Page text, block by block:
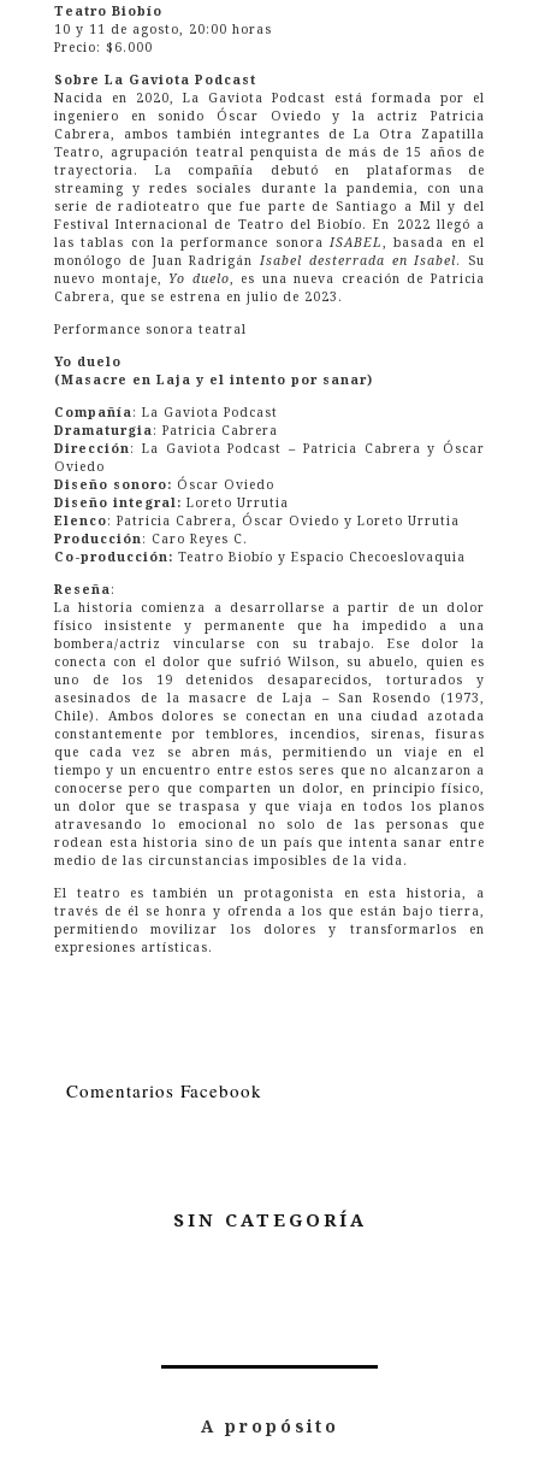
Teatro Biobío
10 y 11 de agosto, 20:00 horas
Precio: $6.000
Sobre La Gaviota Podcast
Nacida en 2020, La Gaviota Podcast está formada por el
ingeniero en sonido Óscar Oviedo y la actriz Patricia
Cabrera, ambos también integrantes de La Otra Zapatilla
Teatro, agrupación teatral penquista de más de 15 años de
trayectoria. La compañía debutó en plataformas de
streaming y redes sociales durante la pandemia, con una
serie de radioteatro que fue parte de Santiago a Mil y del
Festival Internacional de Teatro del Biobío. En 2022 llegó a
las tablas con la performance sonora ISABEL
, basada en el
monólogo de Juan Radrigán Isabel desterrada en Isabel. Su
nuevo montaje, Yo duelo , es una nueva creación de Patricia
Cabrera, que se estrena en julio de 2023.
Performance sonora teatral
Yo duelo
(Masacre en Laja y el intento por sanar)
Compañía : La Gaviota Podcast
Dramaturgia : Patricia Cabrera
Dirección : La Gaviota Podcast – Patricia Cabrera y Óscar
Oviedo
Diseño sonoro: Óscar Oviedo
Diseño integral: Loreto Urrutia
Elenco: Patricia Cabrera, Óscar Oviedo y Loreto Urrutia
Producción : Caro Reyes C.
Co-producción: Teatro Biobío y Espacio Checoeslovaquia
Reseña :
La historia comienza a desarrollarse a partir de un dolor
físico insistente y permanente que ha impedido a una
bombera/actriz vincularse con su trabajo. Ese dolor la
conecta con el dolor que sufrió Wilson, su abuelo, quien es
uno de los 19 detenidos desaparecidos, torturados y
asesinados de la masacre de Laja – San Rosendo (1973,
Chile). Ambos dolores se conectan en una ciudad azotada
constantemente por temblores, incendios, sirenas, fisuras
que cada vez se abren más, permitiendo un viaje en el
tiempo y un encuentro entre estos seres que no alcanzaron a
conocerse pero que comparten un dolor, en principio físico,
un dolor que se traspasa y que viaja en todos los planos
atravesando lo emocional no solo de las personas que
rodean esta historia sino de un país que intenta sanar entre
medio de las circunstancias imposibles de la vida.
El teatro es también un protagonista en esta historia, a
través de él se honra y ofrenda a los que están bajo tierra,
permitiendo movilizar los dolores y transformarlos en
expresiones artísticas.
Comentarios Facebook
SIN CATEGORÍA
A propósito